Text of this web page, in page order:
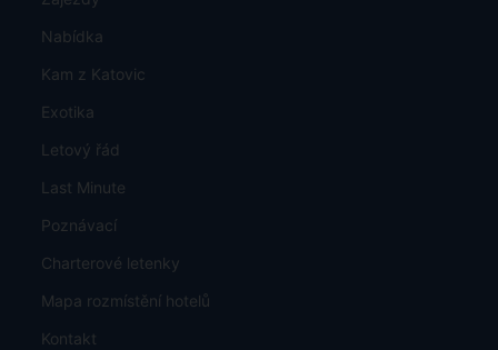
Nabídka
Kam z Katovic
Exotika
Letový řád
Last Minute
Poznávací
Charterové letenky
Mapa rozmístění hotelů
Kontakt